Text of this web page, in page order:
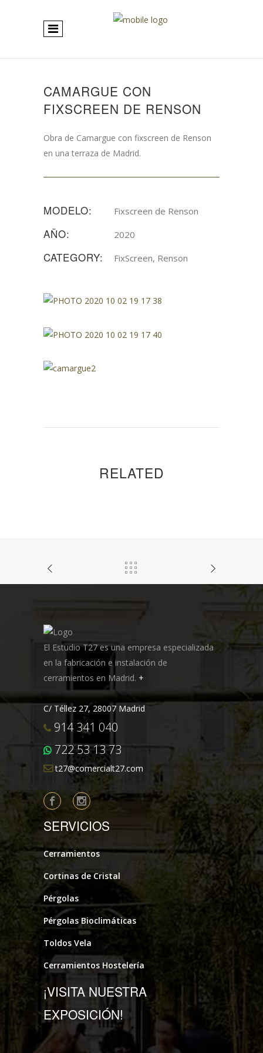
CAMARGUE CON
FIXSCREEN DE RENSON
Obra de Camargue con fixscreen de Renson
en una terraza de Madrid.
MODELO: Fixscreen de Renson
AÑO: 2020
CATEGORY: FixScreen, Renson
RELATED
El Estudio T27 es una empresa especializada
en la fabricación e instalación de
cerramientos en Madrid. +
C/ Téllez 27, 28007 Madrid
914 341 040
722 53 13 73
t27@comercialt27.com
SERVICIOS
Cerramientos
Cortinas de Cristal
Pérgolas
Pérgolas Bioclimáticas
Toldos Vela
Cerramientos Hostelería
¡VISITA NUESTRA
EXPOSICIÓN!